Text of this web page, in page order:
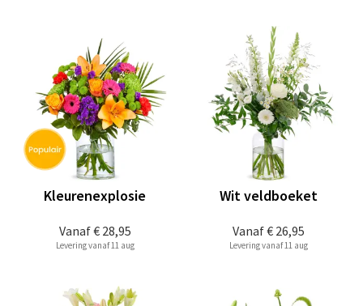
Vanaf€ 28,95
Kleurenexplosie
Levering vanaf 11 aug
Vanaf€ 26,95
Wit veldboeket
Levering vanaf 11 aug